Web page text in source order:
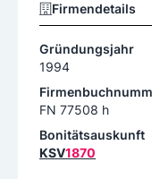
Firmendetails
Gründungsjahr
1994
FN 77508 h
Bonitätsauskunft
KSV1870